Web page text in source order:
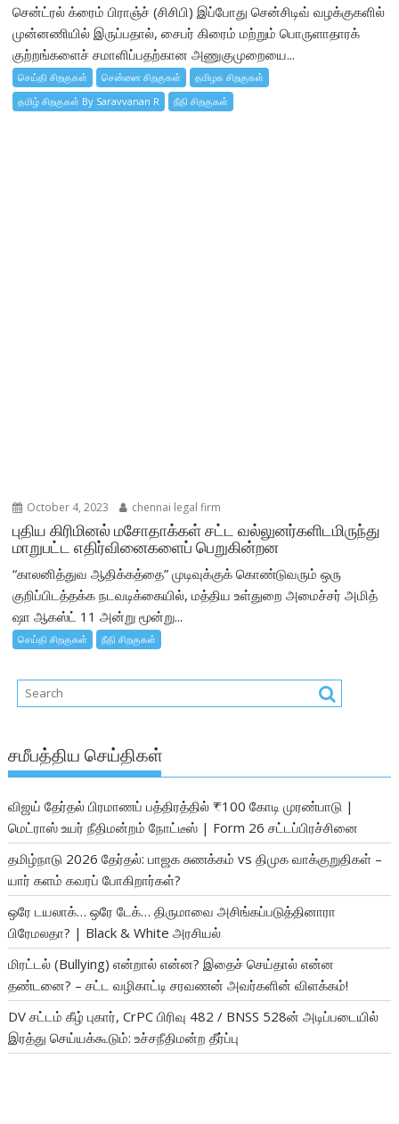
சென்ட்ரல் க்ரைம் பிராஞ்ச் (சிசிபி) இப்போது சென்சிடிவ் வழக்குகளில்
முன்னணியில் இருப்பதால், சைபர் கிரைம் மற்றும் பொருளாதாரக்
குற்றங்களைச் சமாளிப்பதற்கான அணுகுமுறையை...
செய்தி சிறகுகள் சென்னை சிறகுகள்
தமிழக சிறகுகள்
தமிழ் சிறகுகள் By Saravvanan R
நீதி சிறகுகள்
October 4, 2023 chennai legal firm
புதிய கிரிமினல் மசோதாக்கள் சட்ட வல்லுனர்களிடமிருந்து
மாறுபட்ட எதிர்வினைகளைப் பெறுகின்றன
“காலனித்துவ ஆதிக்கத்தை” முடிவுக்குக் கொண்டுவரும் ஒரு
குறிப்பிடத்தக்க நடவடிக்கையில், மத்திய உள்துறை அமைச்சர் அமித்
ஷா ஆகஸ்ட் 11 அன்று மூன்று...
செய்தி சிறகுகள் நீதி சிறகுகள்
சமீபத்திய செய்திகள்
விஜய் தேர்தல் பிரமாணப் பத்திரத்தில் ₹100 கோடி முரண்பாடு |
மெட்ராஸ் உயர் நீதிமன்றம் நோட்டீஸ் | Form 26 சட்டப்பிரச்சினை
தமிழ்நாடு 2026 தேர்தல்: பாஜக சுணக்கம் vs திமுக வாக்குறுதிகள் –
யார் களம் கவரப் போகிறார்கள்?
ஒரே டயலாக்… ஒரே டேக்… திருமாவை அசிங்கப்படுத்தினாரா
பிரேமலதா? | Black & White அரசியல்
மிரட்டல் (Bullying) என்றால் என்ன? இதைச் செய்தால் என்ன
தண்டனை? – சட்ட வழிகாட்டி சரவணன் அவர்களின் விளக்கம்!
DV சட்டம் கீழ் புகார், CrPC பிரிவு 482 / BNSS 528ன் அடிப்படையில்
இரத்து செய்யக்கூடும்: உச்சநீதிமன்ற தீர்ப்பு